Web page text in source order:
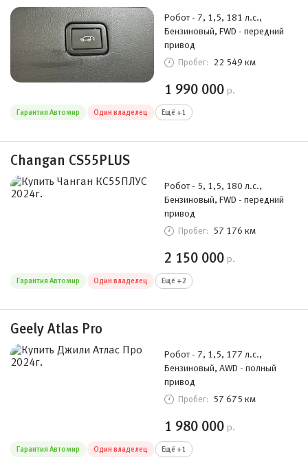
Робот - 7, 1,5, 181 л.с.,
Бензиновый, FWD - передний
привод
Пробег: 22 549 км
1 990 000 р.
Гарантия Автомир Один владелец Ещё +1
Changan CS55PLUS
Робот - 5, 1,5, 180 л.с.,
Бензиновый, FWD - передний
привод
Пробег: 57 176 км
2 150 000 р.
Гарантия Автомир Один владелец Ещё +2
Geely Atlas Pro
Робот - 7, 1,5, 177 л.с.,
Бензиновый, AWD - полный
привод
Пробег: 57 675 км
1 980 000 р.
Гарантия Автомир Один владелец Ещё +1